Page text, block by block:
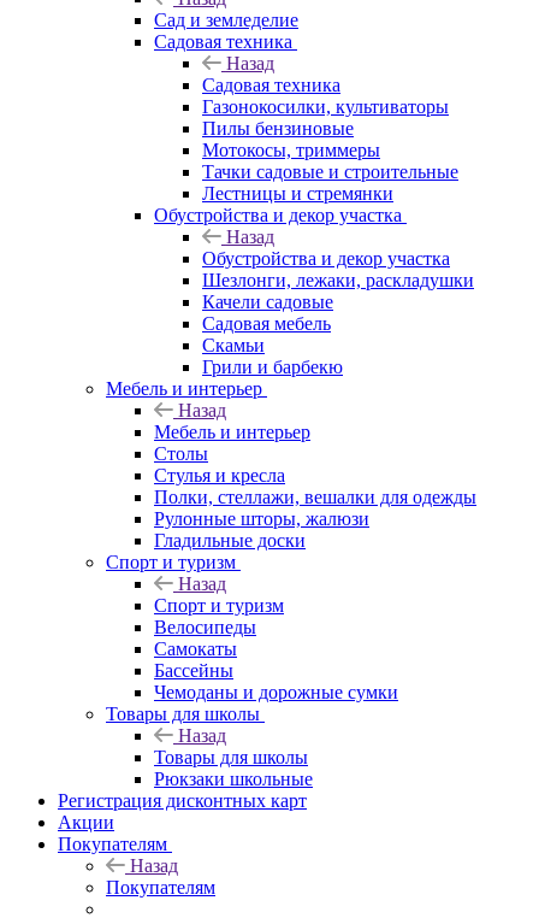
Сад и земледелие
Садовая техника
Назад
Садовая техника
Газонокосилки, культиваторы
Пилы бензиновые
Мотокосы, триммеры
Тачки садовые и строительные
Лестницы и стремянки
Обустройства и декор участка
Назад
Обустройства и декор участка
Шезлонги, лежаки, раскладушки
Качели садовые
Садовая мебель
Скамьи
Грили и барбекю
Мебель и интерьер
Назад
Мебель и интерьер
Столы
Стулья и кресла
Полки, стеллажи, вешалки для одежды
Рулонные шторы, жалюзи
Гладильные доски
Спорт и туризм
Назад
Спорт и туризм
Велосипеды
Самокаты
Бассейны
Чемоданы и дорожные сумки
Товары для школы
Назад
Товары для школы
Рюкзаки школьные
Регистрация дисконтных карт
Акции
Покупателям
Назад
Покупателям